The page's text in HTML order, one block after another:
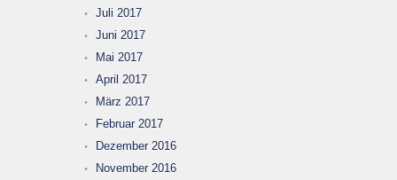
Juli 2017
Juni 2017
Mai 2017
April 2017
März 2017
Februar 2017
Dezember 2016
November 2016